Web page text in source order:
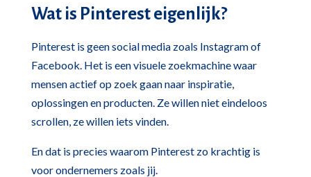
Wat is Pinterest eigenlijk?
Pinterest is geen social media zoals Instagram of
Facebook. Het is een visuele zoekmachine waar
mensen actief op zoek gaan naar inspiratie,
oplossingen en producten. Ze willen niet eindeloos
scrollen, ze willen iets vinden.
En dat is precies waarom Pinterest zo krachtig is
voor ondernemers zoals jij.